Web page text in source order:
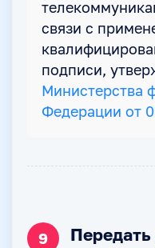
связи с
подписи,
Министерства
Федерации от
9